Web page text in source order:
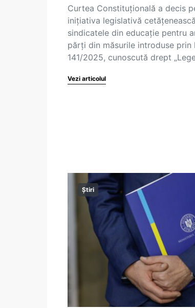
Curtea Constituțională a decis
inițiativa legislativă
sindicatele din educație pentru
părți din măsurile introduse prin
141/2025, cunoscută drept
Vezi articolul
Știri